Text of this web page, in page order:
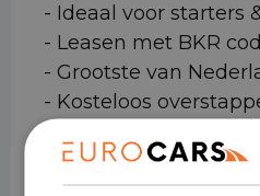
- Ideaal voor starters
- Leasen met BKR
- Grootste van
- Kosteloos